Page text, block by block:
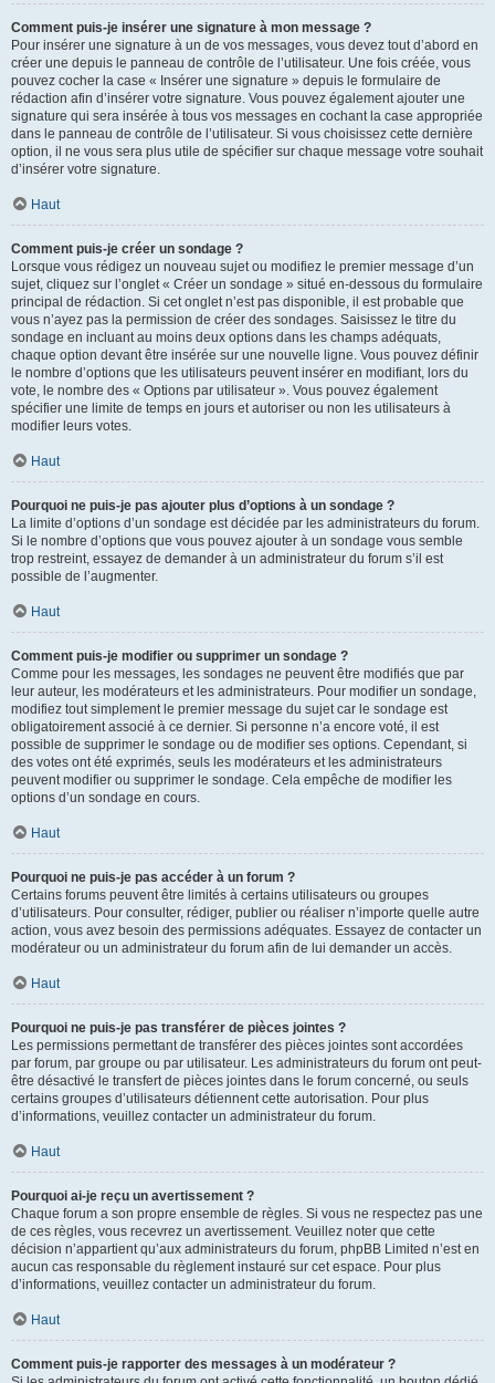
Comment puis-je insérer une signature à mon message ?
Pour insérer une signature à un de vos messages, vous devez tout d’abord en
créer une depuis le panneau de contrôle de l’utilisateur. Une fois créée, vous
pouvez cocher la case « Insérer une signature » depuis le formulaire de
rédaction afin d’insérer votre signature. Vous pouvez également ajouter une
signature qui sera insérée à tous vos messages en cochant la case appropriée
dans le panneau de contrôle de l’utilisateur. Si vous choisissez cette dernière
option, il ne vous sera plus utile de spécifier sur chaque message votre souhait
d’insérer votre signature.
Haut
Comment puis-je créer un sondage ?
Lorsque vous rédigez un nouveau sujet ou modifiez le premier message d’un
sujet, cliquez sur l’onglet « Créer un sondage » situé en-dessous du formulaire
principal de rédaction. Si cet onglet n’est pas disponible, il est probable que
vous n’ayez pas la permission de créer des sondages. Saisissez le titre du
sondage en incluant au moins deux options dans les champs adéquats,
chaque option devant être insérée sur une nouvelle ligne. Vous pouvez définir
le nombre d’options que les utilisateurs peuvent insérer en modifiant, lors du
vote, le nombre des « Options par utilisateur ». Vous pouvez également
spécifier une limite de temps en jours et autoriser ou non les utilisateurs à
modifier leurs votes.
Haut
Pourquoi ne puis-je pas ajouter plus d’options à un sondage ?
La limite d’options d’un sondage est décidée par les administrateurs du forum.
Si le nombre d’options que vous pouvez ajouter à un sondage vous semble
trop restreint, essayez de demander à un administrateur du forum s’il est
possible de l’augmenter.
Haut
Comment puis-je modifier ou supprimer un sondage ?
Comme pour les messages, les sondages ne peuvent être modifiés que par
leur auteur, les modérateurs et les administrateurs. Pour modifier un sondage,
modifiez tout simplement le premier message du sujet car le sondage est
obligatoirement associé à ce dernier. Si personne n’a encore voté, il est
possible de supprimer le sondage ou de modifier ses options. Cependant, si
des votes ont été exprimés, seuls les modérateurs et les administrateurs
peuvent modifier ou supprimer le sondage. Cela empêche de modifier les
options d’un sondage en cours.
Haut
Pourquoi ne puis-je pas accéder à un forum ?
Certains forums peuvent être limités à certains utilisateurs ou groupes
d’utilisateurs. Pour consulter, rédiger, publier ou réaliser n’importe quelle autre
action, vous avez besoin des permissions adéquates. Essayez de contacter un
modérateur ou un administrateur du forum afin de lui demander un accès.
Haut
Pourquoi ne puis-je pas transférer de pièces jointes ?
Les permissions permettant de transférer des pièces jointes sont accordées
par forum, par groupe ou par utilisateur. Les administrateurs du forum ont peut-
être désactivé le transfert de pièces jointes dans le forum concerné, ou seuls
certains groupes d’utilisateurs détiennent cette autorisation. Pour plus
d’informations, veuillez contacter un administrateur du forum.
Haut
Pourquoi ai-je reçu un avertissement ?
Chaque forum a son propre ensemble de règles. Si vous ne respectez pas une
de ces règles, vous recevrez un avertissement. Veuillez noter que cette
décision n’appartient qu’aux administrateurs du forum, phpBB Limited n’est en
aucun cas responsable du règlement instauré sur cet espace. Pour plus
d’informations, veuillez contacter un administrateur du forum.
Haut
Comment puis-je rapporter des messages à un modérateur ?